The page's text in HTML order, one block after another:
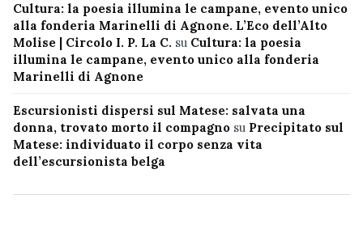
Cultura: la poesia illumina le campane, evento unico
alla fonderia Marinelli di Agnone. L’Eco dell’Alto
Molise | Circolo I. P. La C. su Cultura: la poesia
illumina le campane, evento unico alla fonderia
Marinelli di Agnone
Escursionisti dispersi sul Matese: salvata una
donna, trovato morto il compagno su Precipitato sul
Matese: individuato il corpo senza vita
dell’escursionista belga